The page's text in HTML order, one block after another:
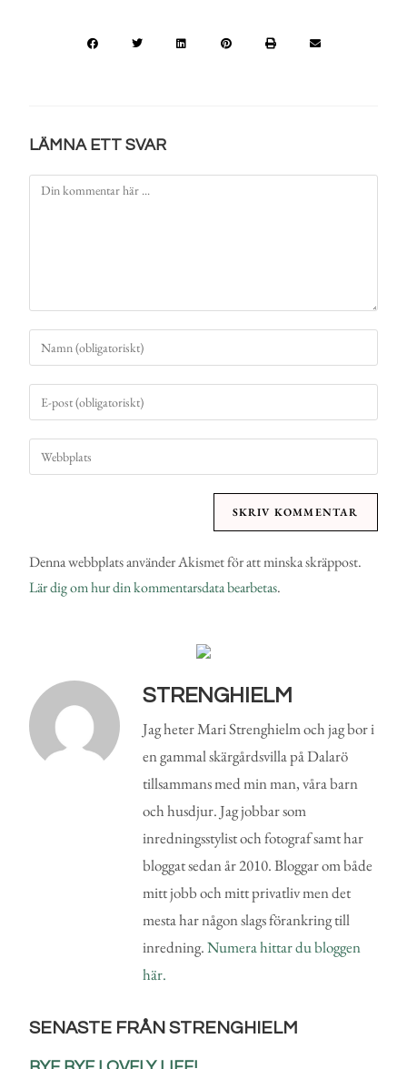
LÄMNA ETT SVAR
Denna webbplats använder Akismet för att minska skräppost.
Lär dig om hur din kommentarsdata bearbetas.
STRENGHIELM
Jag heter Mari Strenghielm och jag bor i
en gammal skärgårdsvilla på Dalarö
tillsammans med min man, våra barn
och husdjur. Jag jobbar som
inredningsstylist och fotograf samt har
bloggat sedan år 2010. Bloggar om både
mitt jobb och mitt privatliv men det
mesta har någon slags förankring till
inredning.Numera hittar du bloggen
här.
SENASTE FRÅN STRENGHIELM